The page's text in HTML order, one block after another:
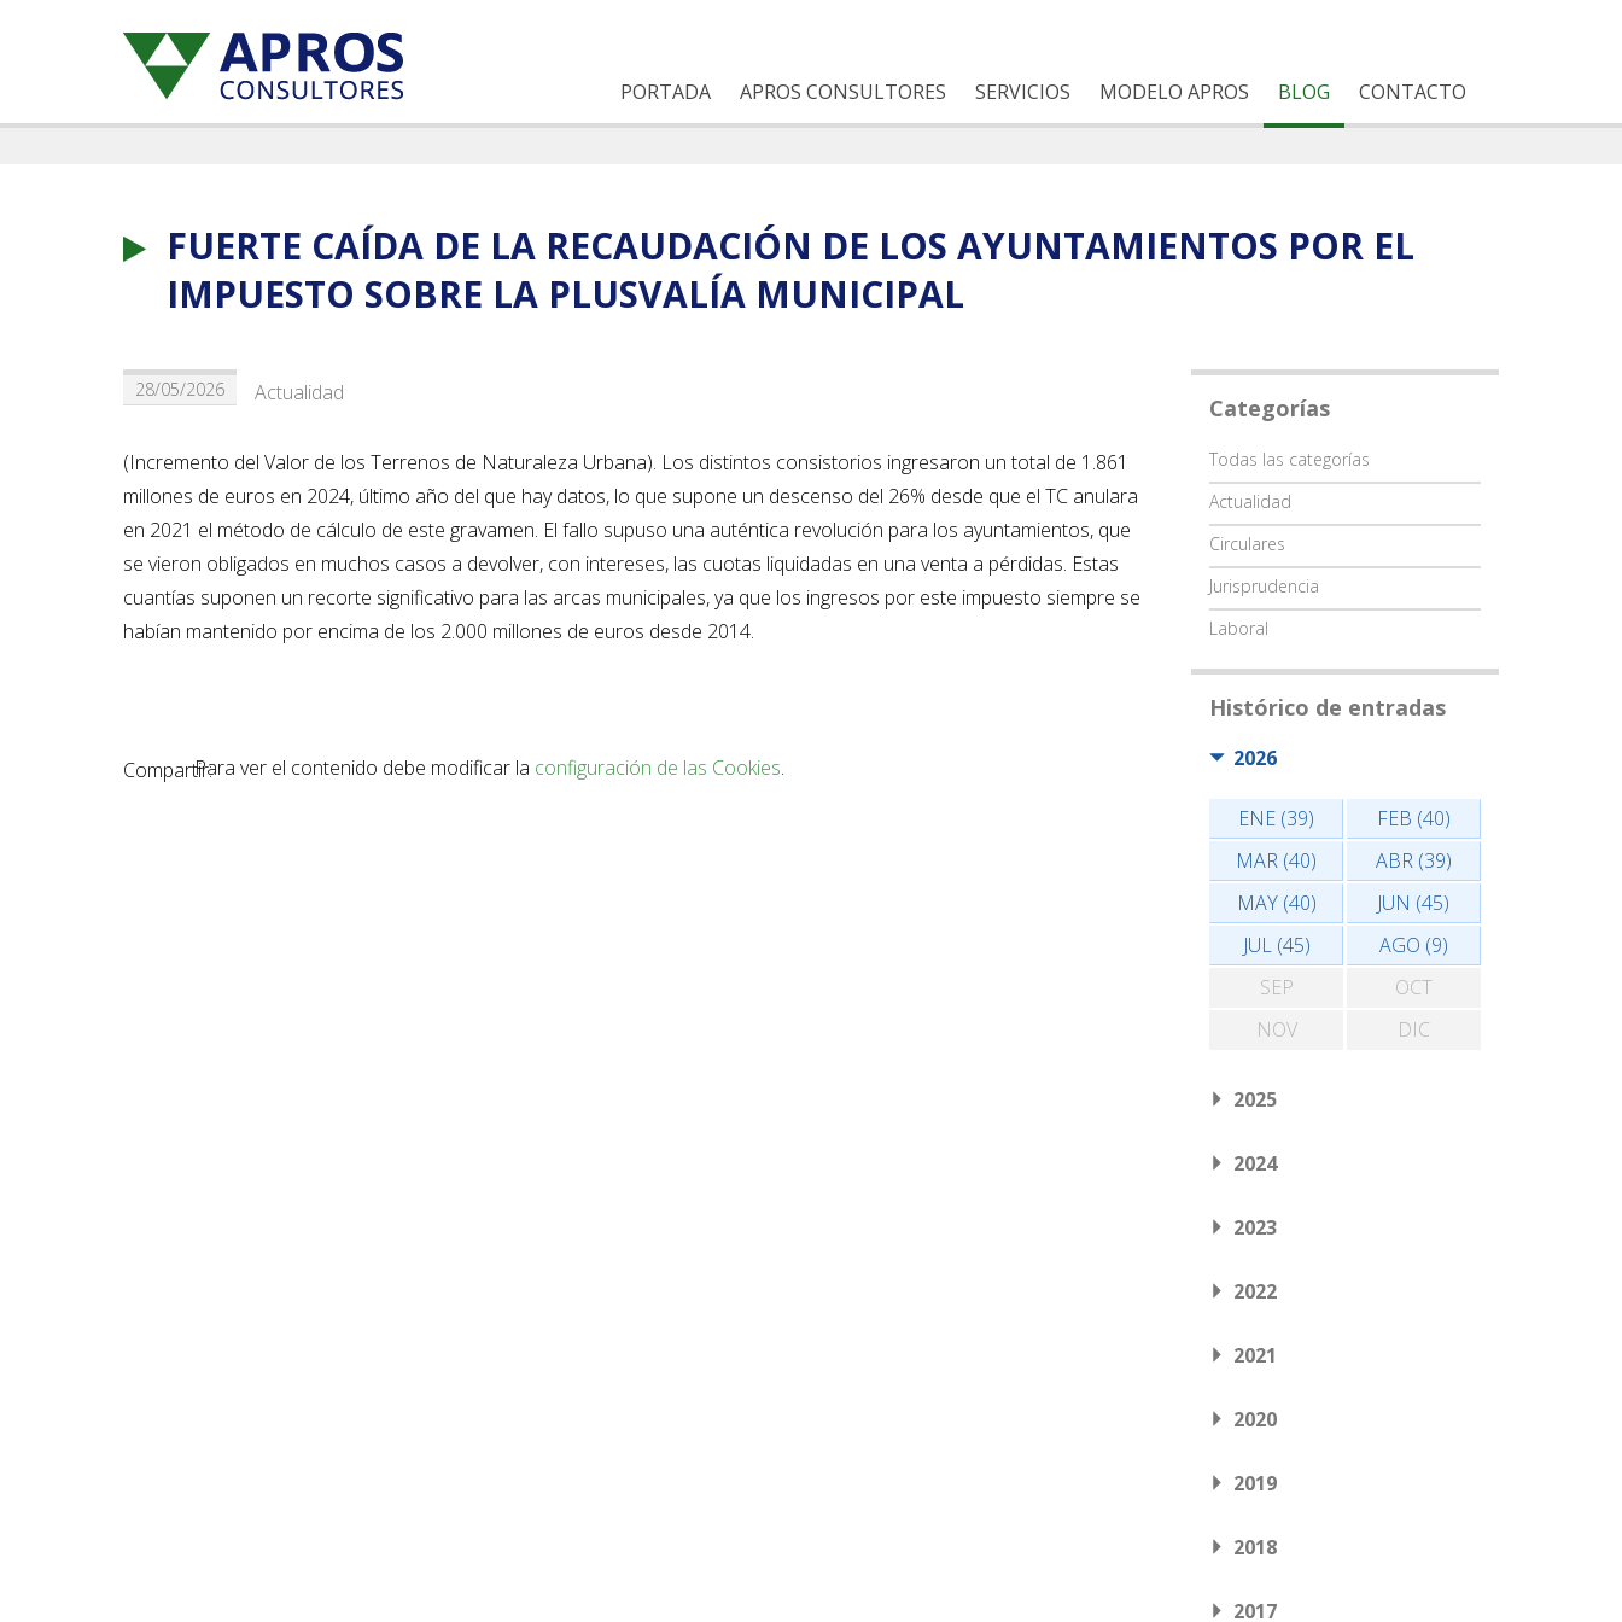
PORTADA APROS CONSULTORES SERVICIOS MODELO APROS BLOG CONTACTO
FUERTE CAÍDA DE LA RECAUDACIÓN DE LOS AYUNTAMIENTOS POR EL
IMPUESTO SOBRE LA PLUSVALÍA MUNICIPAL
28/05/2026 Actualidad
(Incremento del Valor de los Terrenos de Naturaleza Urbana). Los distintos consistorios ingresaron un total de 1.861
millones de euros en 2024, último año del que hay datos, lo que supone un descenso del 26% desde que el TC anulara
en 2021 el método de cálculo de este gravamen. El fallo supuso una auténtica revolución para los ayuntamientos, que
se vieron obligados en muchos casos a devolver, con intereses, las cuotas liquidadas en una venta a pérdidas. Estas
cuantías suponen un recorte significativo para las arcas municipales, ya que los ingresos por este impuesto siempre se
habían mantenido por encima de los 2.000 millones de euros desde 2014.
Compartir:Para ver el contenido debe modificar la configuración de las Cookies.
Categorías
Categoría
Todas las categorías
Actualidad
Circulares
Jurisprudencia
Laboral
Histórico de entradas
2026
ENE (39)
FEB (40)
MAR (40)
ABR (39)
MAY (40)
JUN (45)
JUL (45)
AGO (9)
SEP
OCT
NOV
DIC
2025
2024
2023
2022
2021
2020
2019
2018
2017